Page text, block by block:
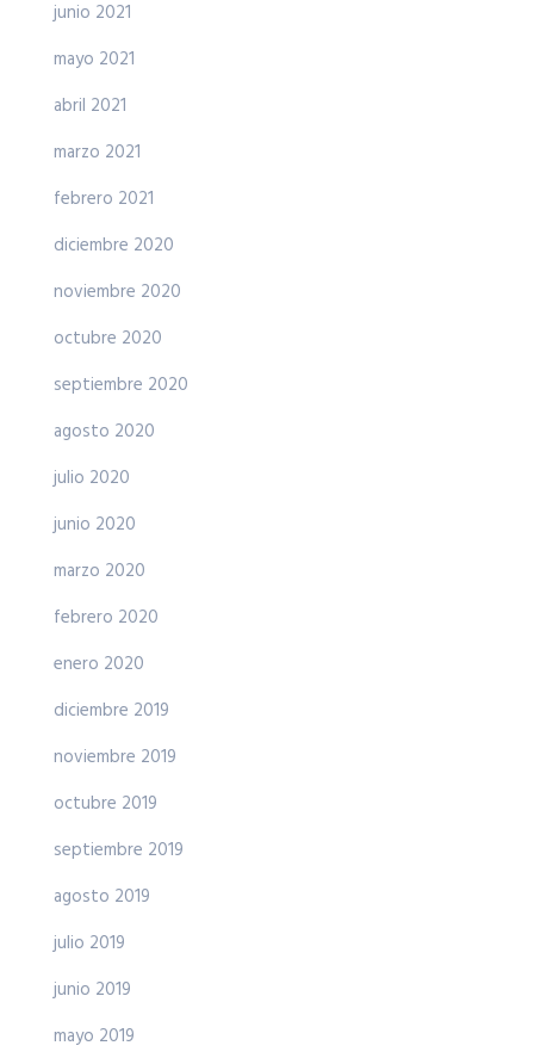
junio 2021
mayo 2021
abril 2021
marzo 2021
febrero 2021
diciembre 2020
noviembre 2020
octubre 2020
septiembre 2020
agosto 2020
julio 2020
junio 2020
marzo 2020
febrero 2020
enero 2020
diciembre 2019
noviembre 2019
octubre 2019
septiembre 2019
agosto 2019
julio 2019
junio 2019
mayo 2019